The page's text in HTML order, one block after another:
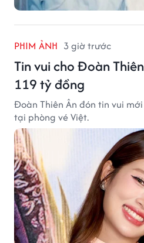
PHIM ẢNH 3 giờ trước
Tin vui cho Đoàn
119 tỷ đồng
Đoàn Thiên Ân đón tin vui
tại phòng vé Việt.